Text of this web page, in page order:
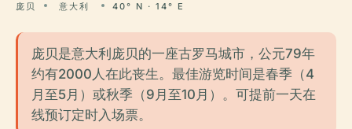
庞贝 意大利 40° N · 14° E
庞贝是意大利庞贝的一座古罗马城市，公元79年
约有2000人在此丧生。最佳游览时间是春季（4
月至5月）或秋季（9月至10月）。可提前一天在
线预订定时入场票。